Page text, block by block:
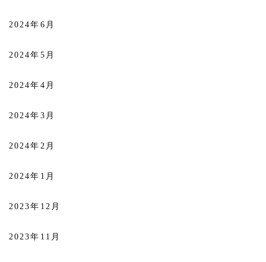
2024年6月
2024年5月
2024年4月
2024年3月
2024年2月
2024年1月
2023年12月
2023年11月